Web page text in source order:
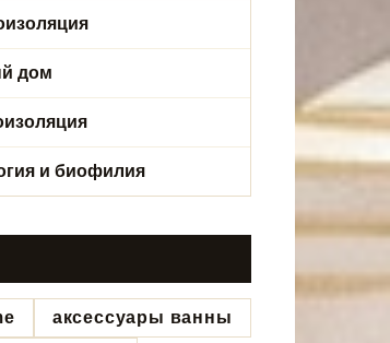
дом
и биофилия
аксессуары ванны